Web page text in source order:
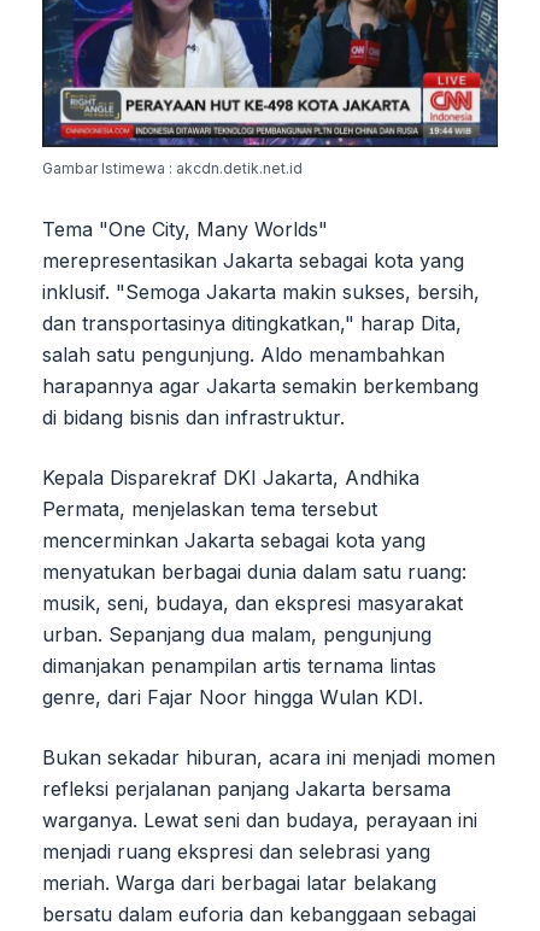
Gambar Istimewa : akcdn.detik.net.id
Tema "One City, Many Worlds"
merepresentasikan Jakarta sebagai kota yang
inklusif. "Semoga Jakarta makin sukses, bersih,
dan transportasinya ditingkatkan," harap Dita,
salah satu pengunjung. Aldo menambahkan
harapannya agar Jakarta semakin berkembang
di bidang bisnis dan infrastruktur.
Kepala Disparekraf DKI Jakarta, Andhika
Permata, menjelaskan tema tersebut
mencerminkan Jakarta sebagai kota yang
menyatukan berbagai dunia dalam satu ruang:
musik, seni, budaya, dan ekspresi masyarakat
urban. Sepanjang dua malam, pengunjung
dimanjakan penampilan artis ternama lintas
genre, dari Fajar Noor hingga Wulan KDI.
Bukan sekadar hiburan, acara ini menjadi momen
refleksi perjalanan panjang Jakarta bersama
warganya. Lewat seni dan budaya, perayaan ini
menjadi ruang ekspresi dan selebrasi yang
meriah. Warga dari berbagai latar belakang
bersatu dalam euforia dan kebanggaan sebagai